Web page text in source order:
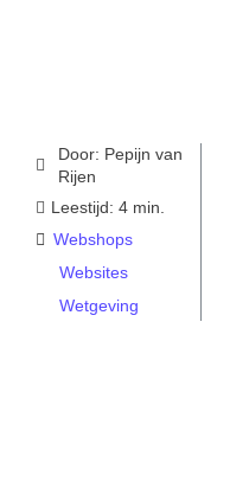
Door: Pepijn van
Rijen
Leestijd: 4 min.
Webshops
Websites
Wetgeving